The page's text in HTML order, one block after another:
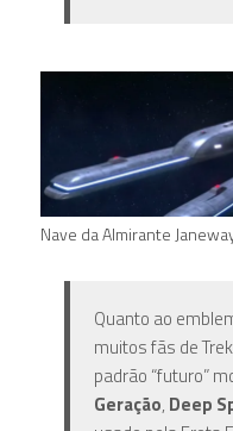
Nave da Almirante
Quanto ao
muitos fãs de
padrão “futuro”
Geração, Deep